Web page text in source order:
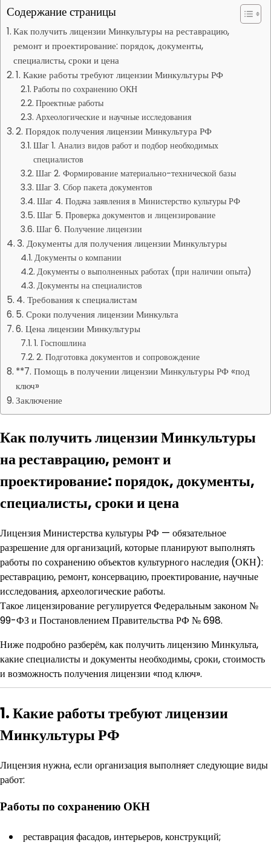
Содержание страницы
Как получить лицензии Минкультуры на реставрацию,
ремонт и проектирование: порядок, документы,
специалисты, сроки и цена
1. Какие работы требуют лицензии Минкультуры РФ
Работы по сохранению ОКН
Проектные работы
Археологические и научные исследования
2. Порядок получения лицензии Минкультура РФ
Шаг 1. Анализ видов работ и подбор необходимых
специалистов
Шаг 2. Формирование материально-технической базы
Шаг 3. Сбор пакета документов
Шаг 4. Подача заявления в Министерство культуры РФ
Шаг 5. Проверка документов и лицензирование
Шаг 6. Получение лицензии
3. Документы для получения лицензии Минкультуры
Документы о компании
Документы о выполненных работах (при наличии опыта)
Документы на специалистов
4. Требования к специалистам
5. Сроки получения лицензии Минкульта
6. Цена лицензии Минкультуры
1. Госпошлина
2. Подготовка документов и сопровождение
**7. Помощь в получении лицензии Минкультуры РФ «под
ключ»
Заключение
Как получить лицензии Минкультуры
на реставрацию, ремонт и
проектирование: порядок, документы,
специалисты, сроки и цена
Лицензия Министерства культуры РФ — обязательное
разрешение для организаций, которые планируют выполнять
работы по сохранению объектов культурного наследия (ОКН):
реставрацию, ремонт, консервацию, проектирование, научные
исследования, археологические работы.
Такое лицензирование регулируется Федеральным законом №
99-ФЗ и Постановлением Правительства РФ № 698.
Ниже подробно разберём, как получить лицензию Минкульта,
какие специалисты и документы необходимы, сроки, стоимость
и возможность получения лицензии «под ключ».
1. Какие работы требуют лицензии
Минкультуры РФ
Лицензия нужна, если организация выполняет следующие виды
работ:
Работы по сохранению ОКН
реставрация фасадов, интерьеров, конструкций;